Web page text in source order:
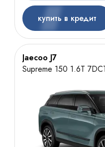
купить в кредит
Jaecoo J7
Supreme 150 1.6T